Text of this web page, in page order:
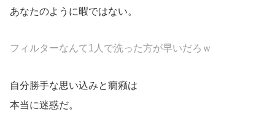
あなたのように暇ではない。
フィルターなんて1人で洗った方が早いだろｗ
自分勝手な思い込みと癇癪は
本当に迷惑だ。